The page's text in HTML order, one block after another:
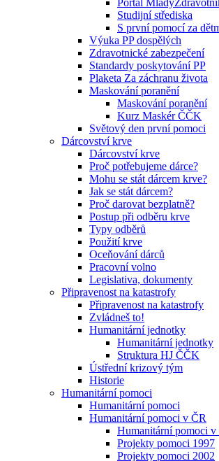
Portál
Studijní střediska
S první pomocí za
Výuka PP dospělých
Zdravotnické zabezpečení
Standardy poskytování PP
Plaketa Za záchranu života
Maskování poranění
Maskování poranění
Kurz Maskér ČČK
Světový den první pomoci
Dárcovství krve
Dárcovství krve
Proč potřebujeme dárce?
Mohu se stát dárcem krve?
Jak se stát dárcem?
Proč darovat bezplatně?
Postup při odběru krve
Typy odběrů
Použití krve
Oceňování dárců
Pracovní volno
Legislativa, dokumenty
Připravenost na katastrofy
Připravenost na katastrofy
Zvládneš to!
Humanitární jednotky
Humanitární jednotky
Struktura HJ ČČK
Ústřední krizový tým
Historie
Humanitární pomoci
Humanitární pomoci
Humanitární pomoci v ČR
Humanitární pomoci v
Projekty pomoci 1997
Projekty pomoci 2002